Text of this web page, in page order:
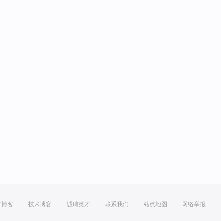
博客 技术博客 诚聘英才 联系我们 站点地图 网络举报